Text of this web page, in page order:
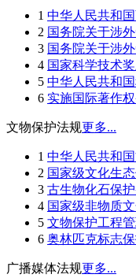
1 中华人民共和国
2 国务院关于涉
3 国务院关于涉
4 国家科学技术奖
5 中华人民共和国
6 实施国际著作
文物保护法规更多...
1 中华人民共和
2 国家级文化生
3 古生物化石保护
4 国家级非物质
5 文物保护工程
6 奥林匹克标志
广播媒体法规更多...